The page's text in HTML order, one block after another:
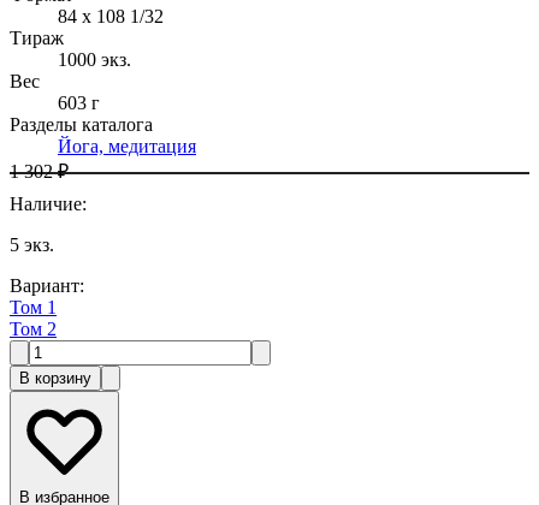
84 x 108 1/32
Тираж
1000 экз.
Вес
603 г
Разделы каталога
Йога, медитация
1 302 ₽
Наличие:
5 экз.
Вариант:
Том 1
Том 2
В корзину
В избранное